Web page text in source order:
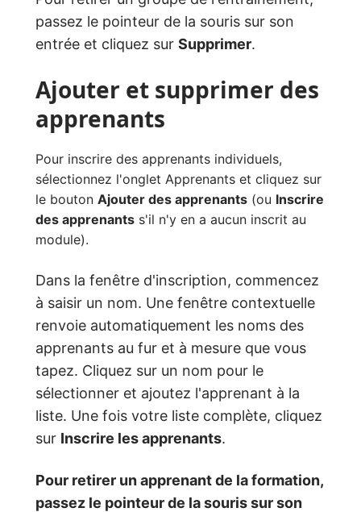
passez le pointeur de la souris sur son
entrée et cliquez sur Supprimer.
Ajouter et supprimer des
apprenants
Pour inscrire des apprenants individuels,
sélectionnez l'onglet Apprenants et cliquez sur
le bouton Ajouter des apprenants (ou Inscrire
des apprenants s'il n'y en a aucun inscrit au
module).
Dans la fenêtre d'inscription, commencez
à saisir un nom. Une fenêtre contextuelle
renvoie automatiquement les noms des
apprenants au fur et à mesure que vous
tapez. Cliquez sur un nom pour le
sélectionner et ajoutez l'apprenant à la
liste. Une fois votre liste complète, cliquez
sur Inscrire les apprenants.
Pour retirer un apprenant de la formation,
passez le pointeur de la souris sur son